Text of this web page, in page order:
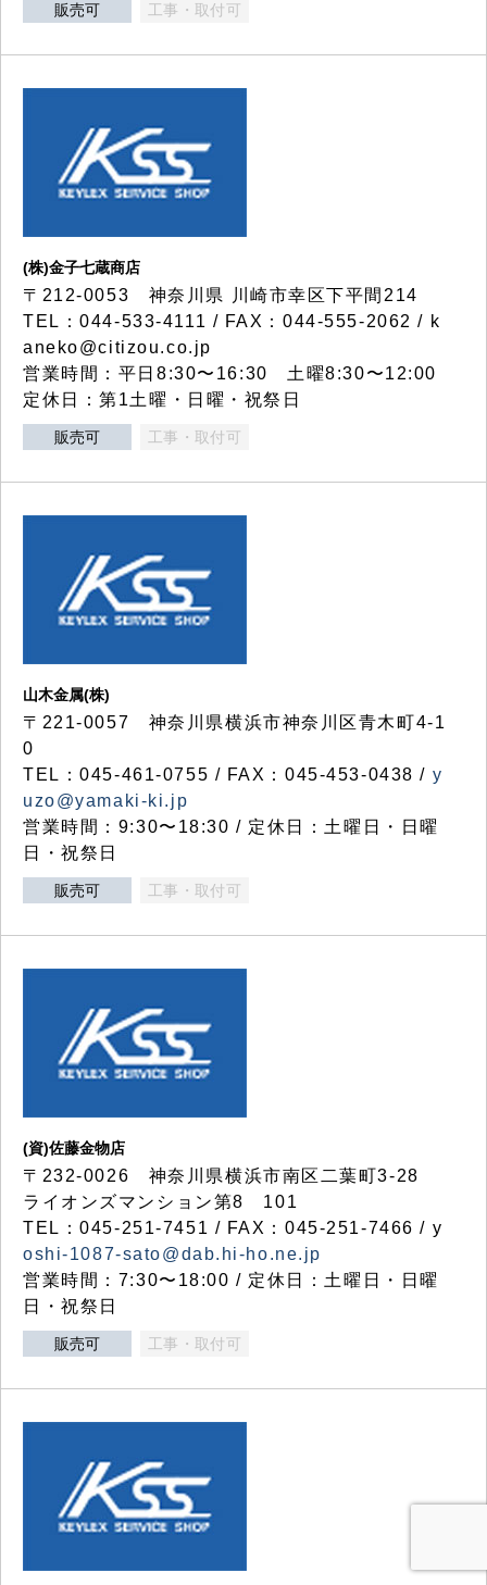
販売可 工事・取付可
(株)金子七蔵商店
〒212-0053 神奈川県 川崎市幸区下平間214
TEL：044-533-4111 / FAX：044-555-2062 / k
aneko@citizou.co.jp
営業時間：平日8:30〜16:30 土曜8:30〜12:00
定休日：第1土曜・日曜・祝祭日
販売可 工事・取付可
山木金属(株)
〒221-0057 神奈川県横浜市神奈川区青木町4-1
0
TEL：045-461-0755 / FAX：045-453-0438 / y
uzo@yamaki-ki.jp
営業時間：9:30〜18:30 / 定休日：土曜日・日曜
日・祝祭日
販売可 工事・取付可
(資)佐藤金物店
〒232-0026 神奈川県横浜市南区二葉町3-28
ライオンズマンション第8 101
TEL：045-251-7451 / FAX：045-251-7466 / y
oshi-1087-sato@dab.hi-ho.ne.jp
営業時間：7:30〜18:00 / 定休日：土曜日・日曜
日・祝祭日
販売可 工事・取付可